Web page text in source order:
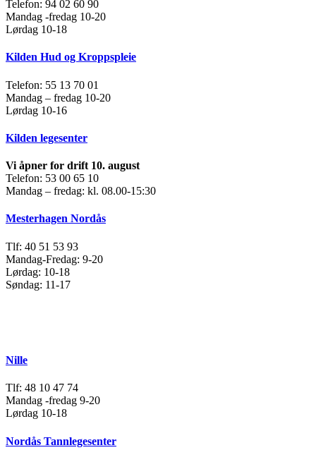
Telefon: 94 02 60 90
Mandag -fredag 10-20
Lørdag 10-18
Kilden Hud og Kroppspleie
Telefon: 55 13 70 01
Mandag – fredag 10-20
Lørdag 10-16
Kilden legesenter
Vi åpner for drift 10. august
Telefon: 53 00 65 10
Mandag – fredag: kl. 08.00-15:30
Mesterhagen Nordås
Tlf: 40 51 53 93
Mandag-Fredag: 9-20
Lørdag: 10-18
Søndag: 11-17
Nille
Tlf: 48 10 47 74
Mandag -fredag 9-20
Lørdag 10-18
Nordås Tannlegesenter